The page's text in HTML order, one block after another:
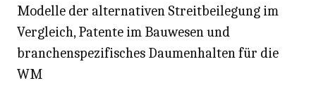
Modelle der alternativen Streitbeilegung im
Vergleich, Patente im Bauwesen und
branchenspezifisches Daumenhalten für die
WM